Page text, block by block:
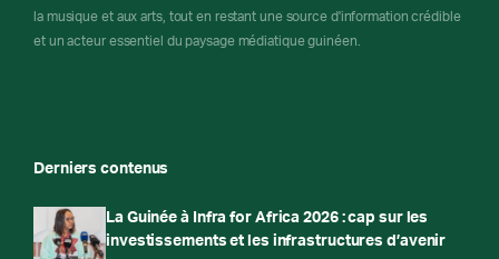
la musique et aux arts, tout en restant une source d'information crédible
et un acteur essentiel du paysage médiatique guinéen.
Derniers contenus
La Guinée à Infra for Africa 2026 : cap sur les
investissements et les infrastructures d’avenir